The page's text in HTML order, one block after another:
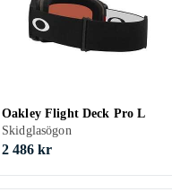
Oakley Flight Deck Pro L
Skidglasögon
2 486 kr